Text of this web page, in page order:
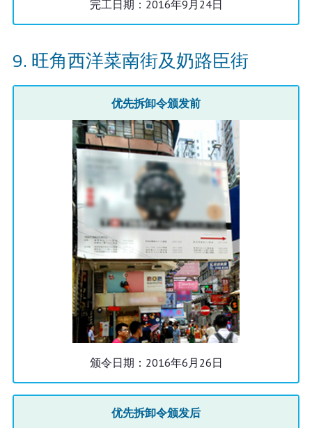
完工日期：2016年9月24日
旺角西洋菜南街及奶路臣街
优先拆卸令颁发前
颁令日期：2016年6月26日
优先拆卸令颁发后